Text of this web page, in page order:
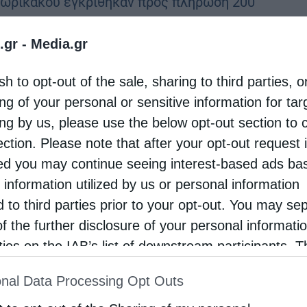
- Media.gr
to opt-out of the sale, sharing to third parties,
of your personal or sensitive information for
by us, please use the below opt-out section to
Please note that after your opt-out request
you may continue seeing interest-based ads
information utilized by us or personal information
to third parties prior to your opt-out. You may
the further disclosure of your personal
on the IAB’s list of downstream participants.
of Downstream Participantsthat may further
Data Processing Opt Outs
Η κατανομή των θέσεων στην Ιερά
Αθηνών και τις Ιερές …